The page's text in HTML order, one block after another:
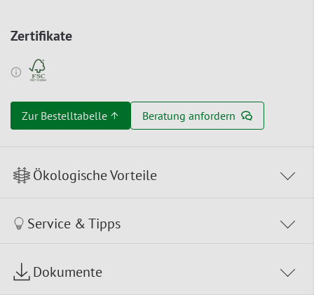
Zertifikate
Zur Bestelltabelle ↑ Beratung anfordern
Ökologische Vorteile
Service & Tipps
Dokumente